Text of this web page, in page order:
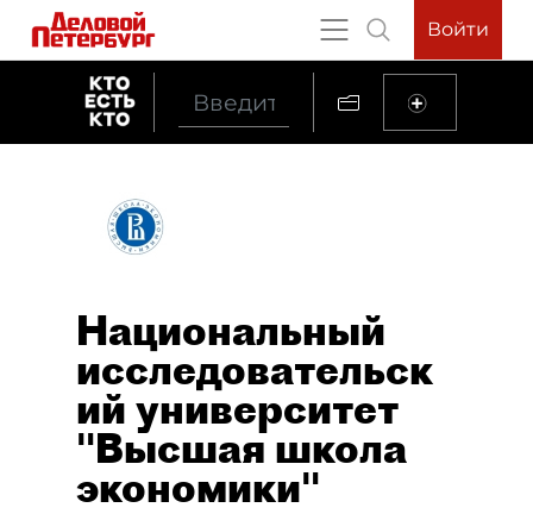
Войти
Национальный
исследовательск
ий университет
"Высшая школа
экономики"